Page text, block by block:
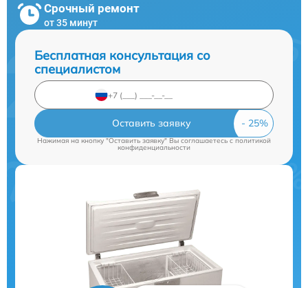
Срочный ремонт
от 35 минут
Бесплатная консультация со
специалистом
Оставить заявку
Нажимая на кнопку "Оставить заявку" Вы соглашаетесь c политикой
конфиденциальности